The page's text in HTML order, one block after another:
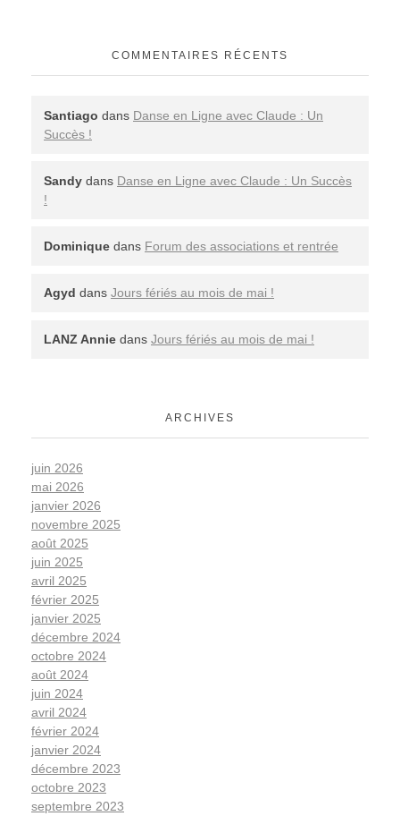
COMMENTAIRES RÉCENTS
Santiago dans Danse en Ligne avec Claude : Un
Succès !
Sandy dans Danse en Ligne avec Claude : Un Succès
!
Dominique dans Forum des associations et rentrée
Agyd dans Jours fériés au mois de mai !
LANZ Annie dans Jours fériés au mois de mai !
ARCHIVES
juin 2026
mai 2026
janvier 2026
novembre 2025
août 2025
juin 2025
avril 2025
février 2025
janvier 2025
décembre 2024
octobre 2024
août 2024
juin 2024
avril 2024
février 2024
janvier 2024
décembre 2023
octobre 2023
septembre 2023